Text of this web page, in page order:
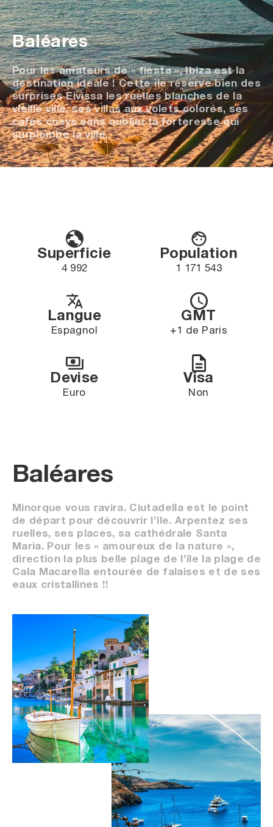
Baléares
Pour les amateurs de « fiesta », Ibiza est la
destination idéale ! Cette île réserve bien des
surprises Eivissa les ruelles blanches de la
vieille ville, ses villas aux volets colorés, ses
cafés cosys sans oublier la forteresse qui
surplombe la ville.
Superficie
4 992
Population
1 171 543
Langue
Espagnol
GMT
+1 de Paris
Devise
Euro
Visa
Non
Baléares
Minorque vous ravira. Ciutadella est le point
de départ pour découvrir l’île. Arpentez ses
ruelles, ses places, sa cathédrale Santa
Maria. Pour les « amoureux de la nature »,
direction la plus belle plage de l’île la plage de
Cala Macarella entourée de falaises et de ses
eaux cristallines !!